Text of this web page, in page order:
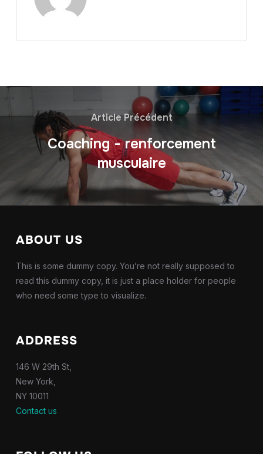
Article Précédent
Coaching - renforcement
musculaire
ABOUT US
This is some dummy copy. You’re not really supposed to
read this dummy copy, it is just a place holder for people
who need some type to visualize.
ADDRESS
146 W 29th St,
New York,
NY 10011
Contact us